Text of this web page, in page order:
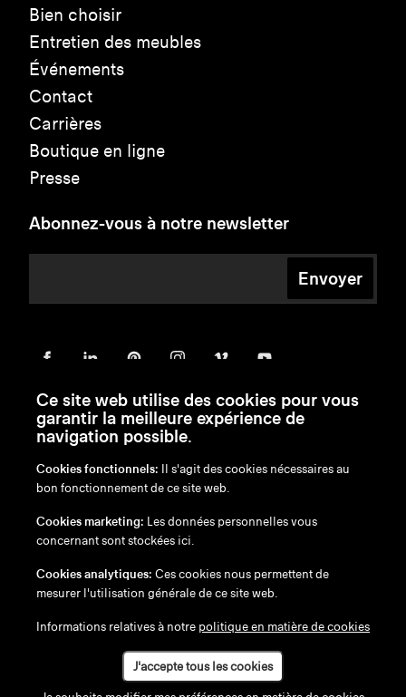
Bien choisir
Entretien des meubles
Événements
Contact
Carrières
Boutique en ligne
Presse
Abonnez-vous à notre newsletter
Envoyer
en/nl/fr/de
Exonération de responsabilité
Politique en matière de cookies
Ce site web utilise des cookies pour vous
garantir la meilleure expérience de
navigation possible.
Cookies fonctionnels: Il s'agit des cookies nécessaires au
bon fonctionnement de ce site web.
Cookies marketing: Les données personnelles vous
concernant sont stockées ici.
Cookies analytiques: Ces cookies nous permettent de
mesurer l'utilisation générale de ce site web.
Informations relatives à notre politique en matière de cookies
J'accepte tous les cookies